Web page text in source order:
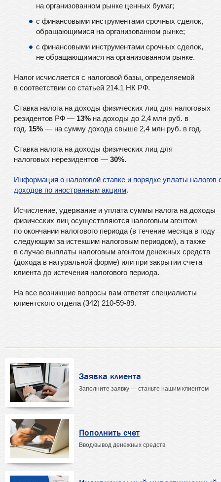
на организованном рынке ценных бумаг;
с финансовыми инструментами срочных сделок,
обращающимися на организованном рынке;
с финансовыми инструментами срочных сделок,
не обращающимися на организованном рынке.
Налог исчисляется с налоговой базы, определяемой
в соответствии со статьей 214.1 НК РФ.
Ставка налога на доходы физических лиц для налоговых
резидентов РФ — 13% на доходы до 2,4 млн руб. в
год, 15% — на сумму дохода свыше 2,4 млн руб. в год.
Ставка налога на доходы физических лиц для
налоговых нерезидентов —30%.
Информация о налоговой ставке и порядке уплаты налогов
доходов по иностранным акциям.
Исчисление, удержание и уплата суммы налога на доходы
физических лиц осуществляются налоговым агентом
по окончании налогового периода (в течение месяца в году
следующим за истекшим налоговым периодом), а также
в случае выплаты налоговым агентом денежных средств
(дохода в натуральной форме) или при закрытии счета
клиента до истечения налогового периода.
На все возникшие вопросы вам ответят специалисты
клиентского отдела (342) 210-59-89.
Заявка клиента
Заполните заявку — станьте нашим клиентом
Пополнить счет
Ввод/вывод денежных средств